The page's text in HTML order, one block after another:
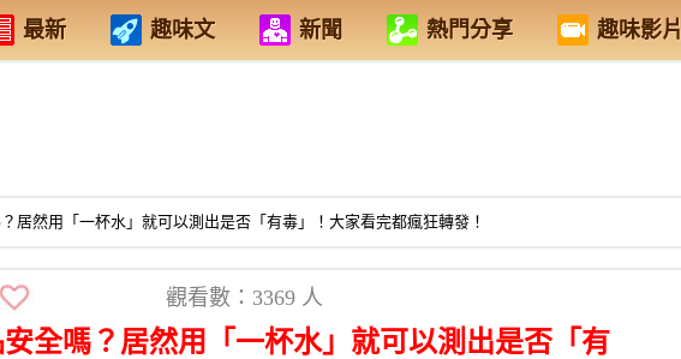
最新 趣味文 新聞 熱門分享 趣味影片
居然用「一杯水」就可以測出是否「有毒」！大家看完都瘋狂轉發！
觀看數：3369 人
全嗎？居然用「一杯水」就可以測出是否「有